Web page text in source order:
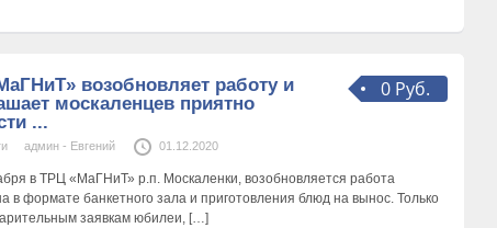
0 Руб.
возобновляет работу и
москаленцев приятно
...
админ - Евгений 01.12.2020
в ТРЦ «МаГНиТ» р.п. Москаленки, возобновляется работа
в формате банкетного зала и приготовления блюд на вынос. Только
заявкам юбилеи, […]